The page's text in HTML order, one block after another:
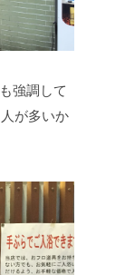
強調して
が多いか